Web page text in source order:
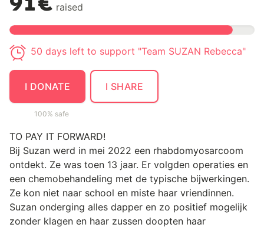
91€ raised
50 days left to support "Team SUZAN Rebecca"
I DONATE
100% safe
I SHARE
TO PAY IT FORWARD!
Bij Suzan werd in mei 2022 een rhabdomyosarcoom
ontdekt. Ze was toen 13 jaar. Er volgden operaties en
een chemobehandeling met de typische bijwerkingen.
Ze kon niet naar school en miste haar vriendinnen.
Suzan onderging alles dapper en zo positief mogelijk
zonder klagen en haar zussen doopten haar